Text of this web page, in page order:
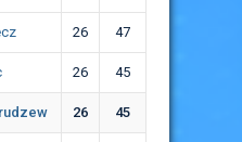
26 47
26 45
26 45